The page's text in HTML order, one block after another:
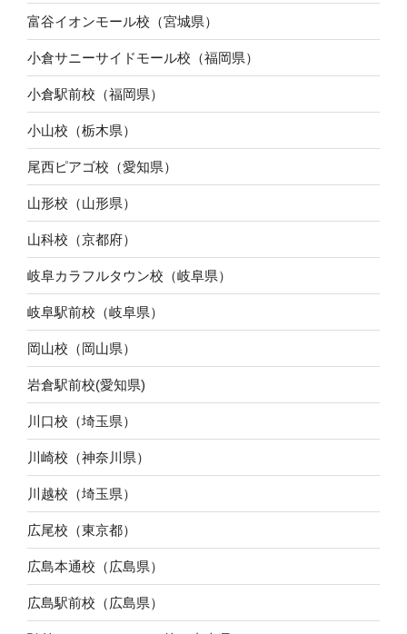
富谷イオンモール校（宮城県）
小倉サニーサイドモール校（福岡県）
小倉駅前校（福岡県）
小山校（栃木県）
尾西ピアゴ校（愛知県）
山形校（山形県）
山科校（京都府）
岐阜カラフルタウン校（岐阜県）
岐阜駅前校（岐阜県）
岡山校（岡山県）
岩倉駅前校(愛知県)
川口校（埼玉県）
川崎校（神奈川県）
川越校（埼玉県）
広尾校（東京都）
広島本通校（広島県）
広島駅前校（広島県）